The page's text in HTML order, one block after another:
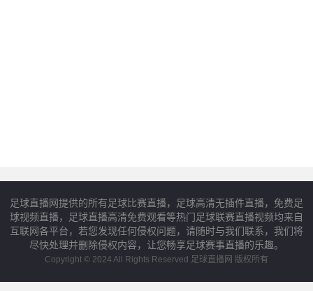
足球直播网提供的所有足球比赛直播，足球高清无插件直播，免费足
球视频直播，足球直播高清免费观看等热门足球联赛直播视频均来自
互联网各平台，若您发现任何侵权问题，请随时与我们联系，我们将
尽快处理并删除侵权内容，让您畅享足球赛事直播的乐趣。
Copyright © 2024 All Rights Reserved 足球直播网 版权所有